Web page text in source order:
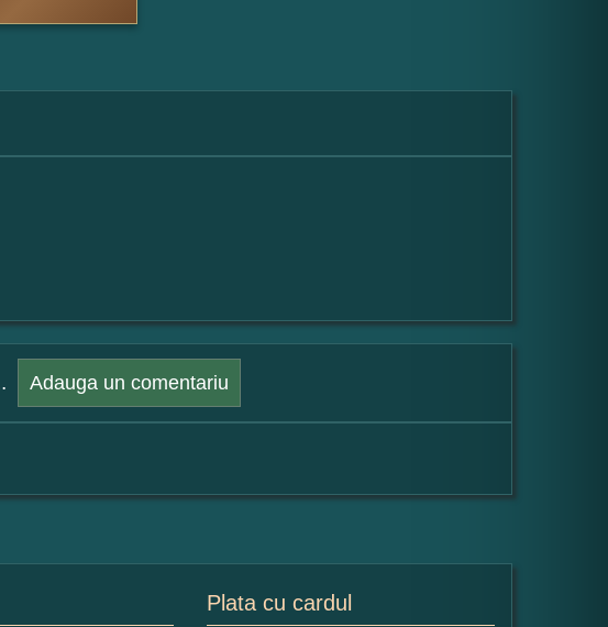
Adauga un comentariu
Plata cu cardul